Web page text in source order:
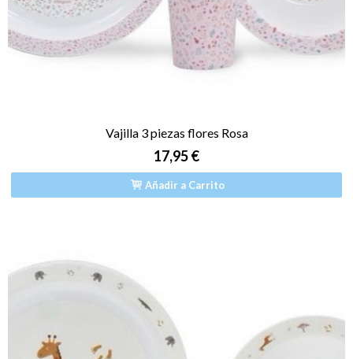
Vajilla 3 piezas flores Rosa
17,95 €
Añadir a Carrito